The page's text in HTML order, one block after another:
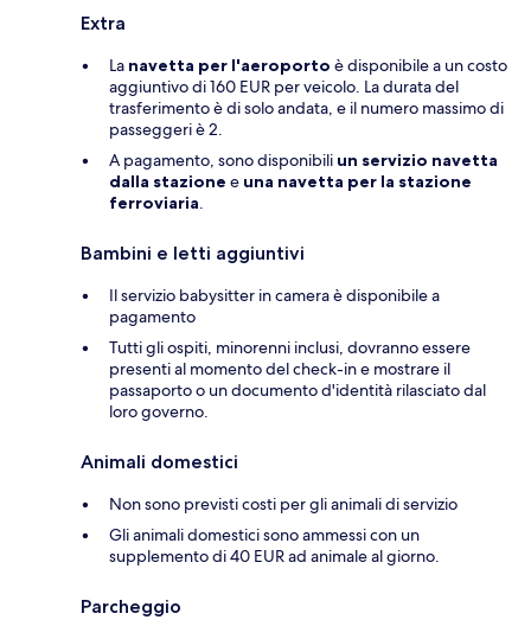
Extra
La navetta per l'aeroporto è disponibile a un costo
aggiuntivo di 160 EUR per veicolo. La durata del
trasferimento è di solo andata, e il numero massimo di
passeggeri è 2.
A pagamento, sono disponibili un servizio navetta
dalla stazione e una navetta per la stazione
ferroviaria.
Bambini e letti aggiuntivi
Il servizio babysitter in camera è disponibile a
pagamento
Tutti gli ospiti, minorenni inclusi, dovranno essere
presenti al momento del check-in e mostrare il
passaporto o un documento d'identità rilasciato dal
loro governo.
Animali domestici
Non sono previsti costi per gli animali di servizio
Gli animali domestici sono ammessi con un
supplemento di 40 EUR ad animale al giorno.
Parcheggio